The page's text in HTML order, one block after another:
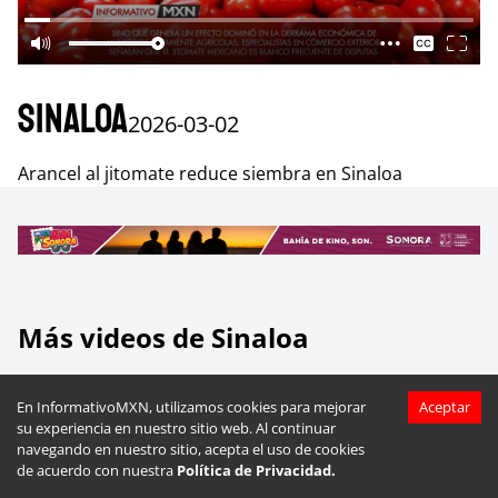
En InformativoMXN, utilizamos cookies para mejorar
su experiencia en nuestro sitio web. Al continuar
navegando en nuestro sitio, acepta el uso de cookies
de acuerdo con nuestra Política de Privacidad.
Aceptar
Sinaloa2026-03-02
Arancel al jitomate reduce siembra en Sinaloa
Más videos de Sinaloa